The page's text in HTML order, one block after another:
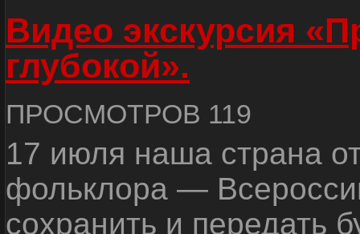
Видео экскурсия
глубокой».
ПРОСМОТРОВ 119
17 июля наша страна
фольклора —
сохранить и передать